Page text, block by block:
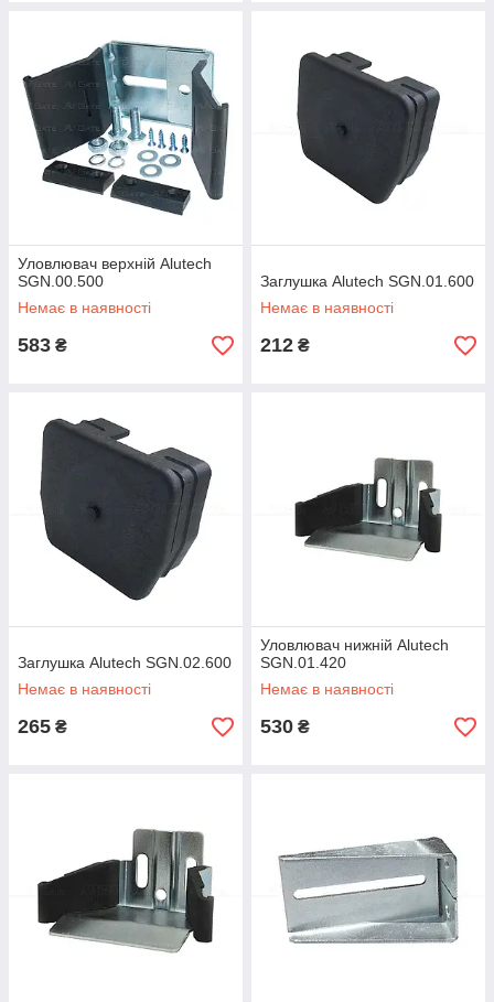
Уловлювач верхній Alutech
SGN.00.500
Немає в наявності
583 ₴
Заглушка Alutech SGN.01.600
Немає в наявності
212 ₴
Заглушка Alutech SGN.02.600
Немає в наявності
265 ₴
Уловлювач нижній Alutech
SGN.01.420
Немає в наявності
530 ₴